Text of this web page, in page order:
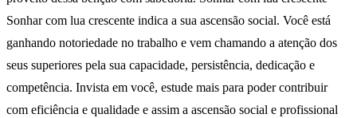
Sonhar com lua crescente indica a sua ascensão social. Você está
ganhando notoriedade no trabalho e vem chamando a atenção dos
seus superiores pela sua capacidade, persistência, dedicação e
competência. Invista em você, estude mais para poder contribuir
com eficiência e qualidade e assim a ascensão social e profissional